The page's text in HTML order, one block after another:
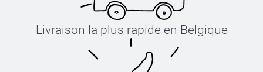
Livraison la plus rapide en Belgique